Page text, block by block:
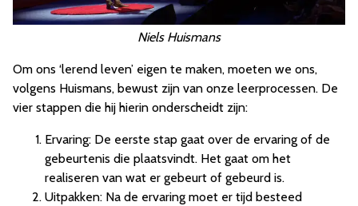
Niels Huismans
Om ons ‘lerend leven’ eigen te maken, moeten we ons,
volgens Huismans, bewust zijn van onze leerprocessen. De
vier stappen die hij hierin onderscheidt zijn:
Ervaring: De eerste stap gaat over de ervaring of de
gebeurtenis die plaatsvindt. Het gaat om het
realiseren van wat er gebeurt of gebeurd is.
Uitpakken: Na de ervaring moet er tijd besteed